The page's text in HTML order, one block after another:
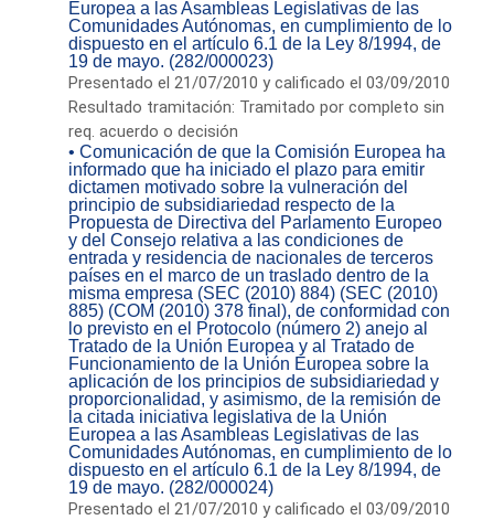
Europea a las Asambleas Legislativas de las
Comunidades Autónomas, en cumplimiento de lo
dispuesto en el artículo 6.1 de la Ley 8/1994, de
19 de mayo. (282/000023)
Presentado el 21/07/2010 y calificado el 03/09/2010
Resultado tramitación: Tramitado por completo sin
req. acuerdo o decisión
• Comunicación de que la Comisión Europea ha
informado que ha iniciado el plazo para emitir
dictamen motivado sobre la vulneración del
principio de subsidiariedad respecto de la
Propuesta de Directiva del Parlamento Europeo
y del Consejo relativa a las condiciones de
entrada y residencia de nacionales de terceros
países en el marco de un traslado dentro de la
misma empresa (SEC (2010) 884) (SEC (2010)
885) (COM (2010) 378 final), de conformidad con
lo previsto en el Protocolo (número 2) anejo al
Tratado de la Unión Europea y al Tratado de
Funcionamiento de la Unión Europea sobre la
aplicación de los principios de subsidiariedad y
proporcionalidad, y asimismo, de la remisión de
la citada iniciativa legislativa de la Unión
Europea a las Asambleas Legislativas de las
Comunidades Autónomas, en cumplimiento de lo
dispuesto en el artículo 6.1 de la Ley 8/1994, de
19 de mayo. (282/000024)
Presentado el 21/07/2010 y calificado el 03/09/2010